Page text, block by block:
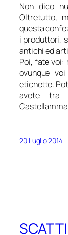
Non dico
Oltretutto,
questa
i produttori,
antichi ed
Poi, fate voi:
ovunque
etichette.
avete tra
20 Luglio 2014